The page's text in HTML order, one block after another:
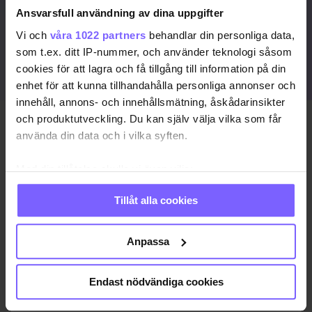
Ansvarsfull användning av dina uppgifter
Vi och våra 1022 partners behandlar din personliga data,
som t.ex. ditt IP-nummer, och använder teknologi såsom
cookies för att lagra och få tillgång till information på din
enhet för att kunna tillhandahålla personliga annonser och
innehåll, annons- och innehållsmätning, åskådarinsikter
och produktutveckling. Du kan själv välja vilka som får
använda din data och i vilka syften.
Med din tillåtelse skulle vi även vilja:
Samla in information om din geografiska plats
som kan ha en noggrannhet på upp till flera meter
Identifiera din enhet genom att aktivt skanna den
för specifika kännetecken (fingeravtryck)
Ta reda på mer om hur dina personliga uppgifter
Du kan ändra eller dra tillbaka ditt samtycke när som
helst från cookie-förklaringen.
Tillåt alla cookies
Anpassa
Endast nödvändiga cookies
ELLER LOGGA IN HÄR
Publicerad 2026-06-28
MIO QX HAPPY SUNDAY
DELA DEN HÄR ARTIKELN